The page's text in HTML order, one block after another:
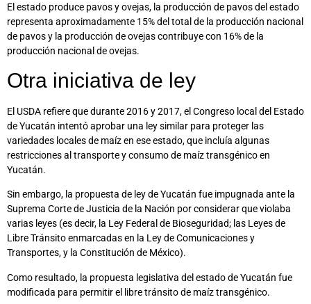
El estado produce pavos y ovejas, la producción de pavos del estado
representa aproximadamente 15% del total de la producción nacional
de pavos y la producción de ovejas contribuye con 16% de la
producción nacional de ovejas.
Otra iniciativa de ley
El USDA refiere que durante 2016 y 2017, el Congreso local del Estado
de Yucatán intentó aprobar una ley similar para proteger las
variedades locales de maíz en ese estado, que incluía algunas
restricciones al transporte y consumo de maíz transgénico en
Yucatán.
Sin embargo, la propuesta de ley de Yucatán fue impugnada ante la
Suprema Corte de Justicia de la Nación por considerar que violaba
varias leyes (es decir, la Ley Federal de Bioseguridad; las Leyes de
Libre Tránsito enmarcadas en la Ley de Comunicaciones y
Transportes, y la Constitución de México).
Como resultado, la propuesta legislativa del estado de Yucatán fue
modificada para permitir el libre tránsito de maíz transgénico.